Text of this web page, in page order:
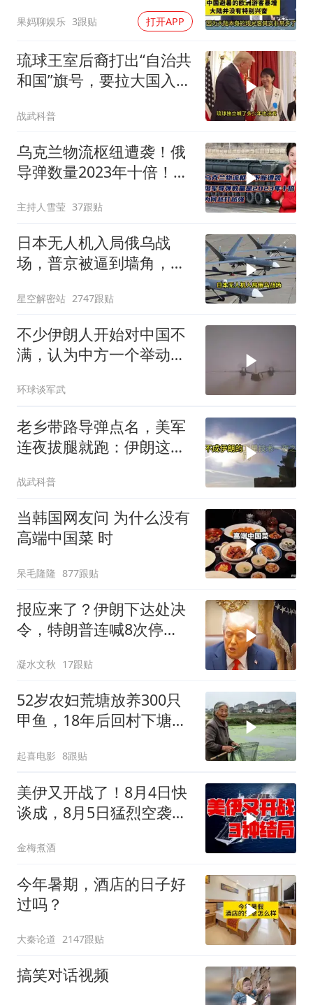
果妈聊娱乐 3跟贴 打开APP
琉球王室后裔打出“自治共
和国”旗号，要拉大国入局
战武科普
乌克兰物流枢纽遭袭！俄
导弹数量2023年十倍！为
主持人雪莹 37跟贴
日本无人机入局俄乌战
场，普京被逼到墙角，这
星空解密站 2747跟贴
不少伊朗人开始对中国不
满，认为中方一个举动，
环球谈军武
老乡带路导弹点名，美军
连夜拔腿就跑：伊朗这波
光
战武科普
当韩国网友问 为什么没有
高端中国菜 时
呆毛隆隆 877跟贴
报应来了？伊朗下达处决
令，特朗普连喊8次停
凝水文秋 17跟贴
52岁农妇荒塘放养300只
甲鱼，18年后回村下塘瞬
起喜电影 8跟贴
美伊又开战了！8月4日快
谈成，8月5日猛烈空袭，
金梅煮酒
今年暑期，酒店的日子好
过吗？
大秦论道 2147跟贴
搞笑对话视频